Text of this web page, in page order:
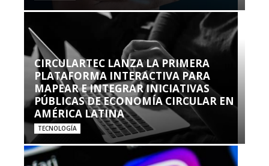
CIRCULARTEC LANZA LA PRIMERA
PLATAFORMA INTERACTIVA PARA
MAPEAR E INTEGRAR INICIATIVAS
PÚBLICAS DE ECONOMÍA CIRCULAR EN
AMÉRICA LATINA
TECNOLOGÍA